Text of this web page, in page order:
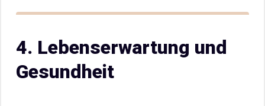
4. Lebenserwartung und
Gesundheit